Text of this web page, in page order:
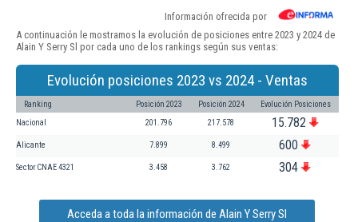
Información ofrecida por
A continuación le mostramos la evolución de posiciones entre 2023 y 2024 de
Alain Y Serry Sl por cada uno de los rankings según sus ventas:
Evolución posiciones 2023 vs 2024 - Ventas
Ranking Posición 2023 Posición 2024 Evolución Posiciones
Nacional 201.796 217.578 15.782
Alicante 7.899 8.499 600
Sector CNAE 4321 3.458 3.762 304
Acceda a toda la información de Alain Y Serry Sl